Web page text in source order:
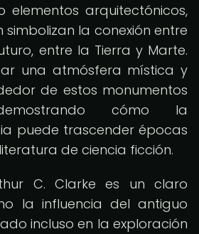
elementos arquitectónicos,
la conexión entre
entre la Tierra y Marte.
una atmósfera mística y
de estos monumentos
cómo la
puede trascender épocas
de ciencia ficción.
C. Clarke es un claro
la influencia del antiguo
incluso en la exploración